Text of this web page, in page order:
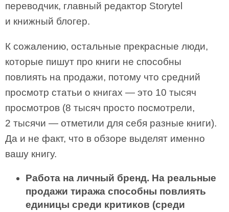
переводчик, главный редактор Storytel
и книжный блогер.
К сожалению, остальные прекрасные люди,
которые пишут про книги не способны
повлиять на продажи, потому что средний
просмотр статьи о книгах — это 10 тысяч
просмотров (8 тысяч просто посмотрели,
2 тысячи — отметили для себя разные книги).
Да и не факт, что в обзоре выделят именно
вашу книгу.
Работа на личный бренд. На реальные
продажи тиража способны повлиять
единицы среди критиков (среди